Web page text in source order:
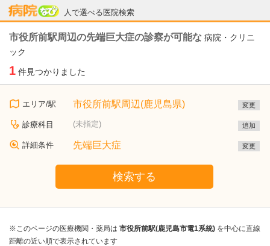
人で選べる医院検索
病院なび
市役所前駅周辺の先端巨大症の診察が可能な 病院・クリニ
ック
1 件見つかりました
エリア/駅 市役所前駅周辺(鹿児島県) 変更
診療科目 (未指定) 追加
詳細条件 先端巨大症 変更
検索する
※このページの医療機関・薬局は 市役所前駅(鹿児島市電1系統) を中心に直線
距離の近い順で表示されています